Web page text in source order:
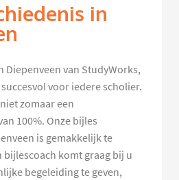
in
Diepenveen van StudyWorks,
voor iedere scholier.
zomaar een
100%. Onze bijles
is gemakkelijk te
bijlescoach komt graag bij u
begeleiding te geven,